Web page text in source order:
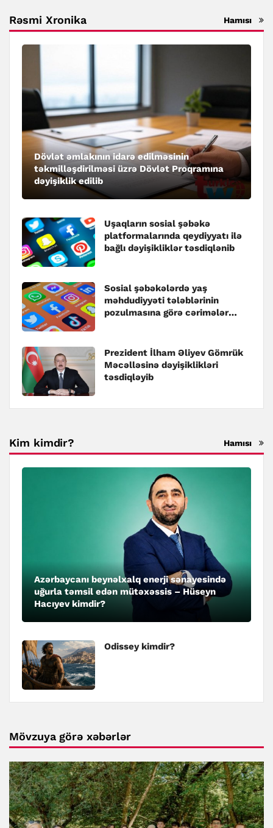
Rəsmi Xronika Hamısı
Dövlət əmlakının idarə edilməsinin
təkmilləşdirilməsi üzrə Dövlət Proqramına
dəyişiklik edilib
Uşaqların sosial şəbəkə
platformalarında qeydiyyatı ilə
bağlı dəyişikliklər təsdiqlənib
Sosial şəbəkələrdə yaş
məhdudiyyəti tələblərinin
pozulmasına görə cərimələr
Prezident İlham Əliyev Gömrük
Məcəlləsinə dəyişiklikləri
təsdiqləyib
Kim kimdir? Hamısı
Azərbaycanı beynəlxalq enerji sənayesində
uğurla təmsil edən mütəxəssis – Hüseyn
Hacıyev kimdir?
Odissey kimdir?
Mövzuya görə xəbərlər